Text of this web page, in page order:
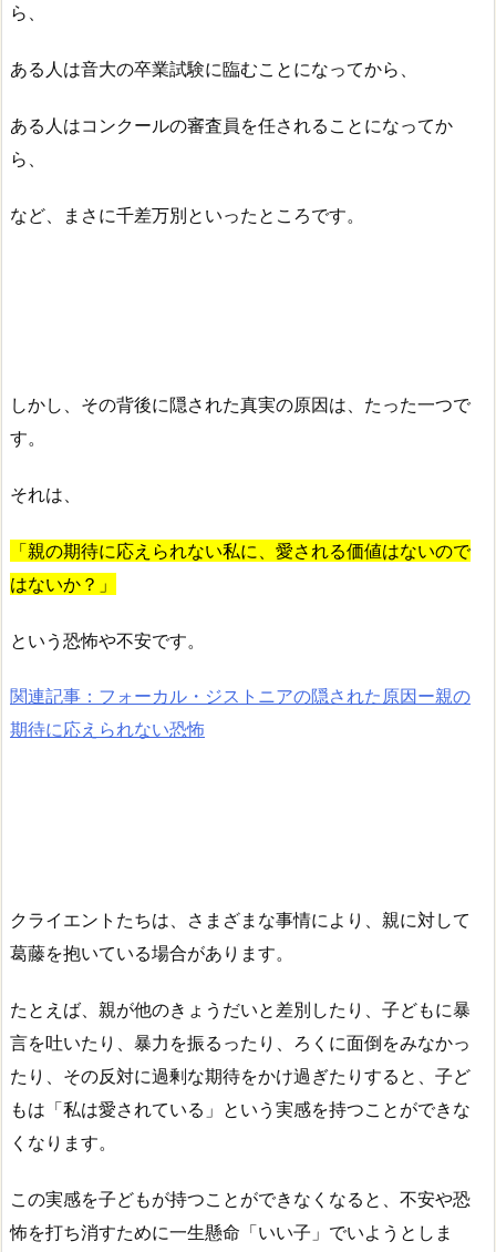
ら、
ある人は音大の卒業試験に臨むことになってから、
ある人はコンクールの審査員を任されることになってか
ら、
など、まさに千差万別といったところです。
しかし、その背後に隠された真実の原因は、たった一つで
す。
それは、
「親の期待に応えられない私に、愛される価値はないので
はないか？」
という恐怖や不安です。
関連記事：フォーカル・ジストニアの隠された原因ー親の
期待に応えられない恐怖
クライエントたちは、さまざまな事情により、親に対して
葛藤を抱いている場合があります。
たとえば、親が他のきょうだいと差別したり、子どもに暴
言を吐いたり、暴力を振るったり、ろくに面倒をみなかっ
たり、その反対に過剰な期待をかけ過ぎたりすると、子ど
もは「私は愛されている」という実感を持つことができな
くなります。
この実感を子どもが持つことができなくなると、不安や恐
怖を打ち消すために一生懸命「いい子」でいようとしま